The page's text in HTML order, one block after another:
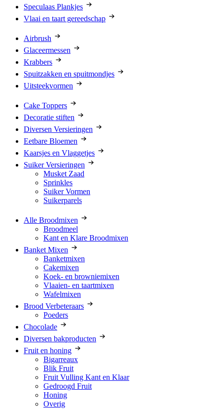
Speculaas Plankjes
Vlaai en taart gereedschap
Airbrush
Glaceermessen
Krabbers
Spuitzakken en spuitmondjes
Uitsteekvormen
Cake Toppers
Decoratie stiften
Diversen Versieringen
Eetbare Bloemen
Kaarsjes en Vlaggetjes
Suiker Versieringen
Musket Zaad
Sprinkles
Suiker Vormen
Suikerparels
Alle Broodmixen
Broodmeel
Kant en Klare Broodmixen
Banket Mixen
Banketmixen
Cakemixen
Koek- en browniemixen
Vlaaien- en taartmixen
Wafelmixen
Brood Verbeteraars
Poeders
Chocolade
Diversen bakproducten
Fruit en honing
Bigarreaux
Blik Fruit
Fruit Vulling Kant en Klaar
Gedroogd Fruit
Honing
Overig